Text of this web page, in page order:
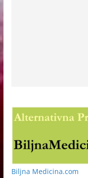
Biljna Medicina.com